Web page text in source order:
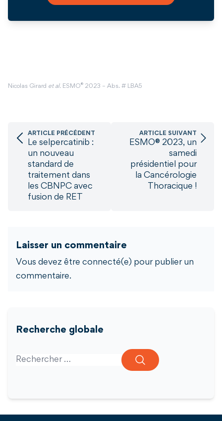
Nicolas Girard et al. ESMO® 2023 – Abs. # LBA5
ARTICLE PRÉCÉDENT
Le selpercatinib :
un nouveau
standard de
traitement dans
les CBNPC avec
fusion de RET
ARTICLE SUIVANT
ESMO® 2023, un
samedi
présidentiel pour
la Cancérologie
Thoracique !
Laisser un commentaire
Vous devez être connecté(e) pour publier un
commentaire.
Recherche globale
Search for: